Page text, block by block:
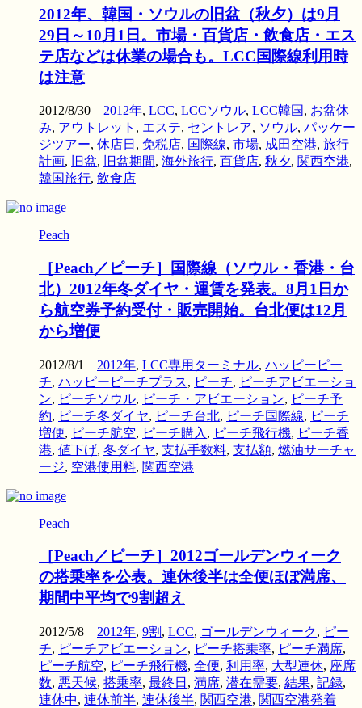
2012年、韓国・ソウルの旧盆（秋夕）は9月
29日～10月1日。市場・百貨店・飲食店・エス
テ店などは休業の場合も。LCC国際線利用時
は注意
2012/8/30 2012年, LCC, LCCソウル, LCC韓国, お盆休
み, アウトレット , エステ, セントレア, ソウル, パッケー
ジツアー, 休店日 , 免税店, 国際線, 市場, 成田空港, 旅行
計画, 旧盆, 旧盆期間, 海外旅行, 百貨店, 秋夕, 関西空港,
韓国旅行, 飲食店
Peach
［Peach／ピーチ］国際線（ソウル・香港・台
北）2012年冬ダイヤ・運賃を発表。8月1日か
ら航空券予約受付・販売開始。台北便は12月
から増便
2012/8/1 2012年, LCC専用ターミナル, ハッピーピー
チ, ハッピーピーチプラス, ピーチ, ピーチアビエーショ
ン, ピーチソウル, ピーチ・アビエーション, ピーチ予
約, ピーチ冬ダイヤ, ピーチ台北, ピーチ国際線, ピーチ
増便, ピーチ航空, ピーチ購入 , ピーチ飛行機, ピーチ香
港, 値下げ, 冬ダイヤ, 支払手数料, 支払額, 燃油サーチャ
ージ, 空港使用料, 関西空港
Peach
［Peach／ピーチ］2012ゴールデンウィーク
の搭乗率を公表。連休後半は全便ほぼ満席、
期間中平均で9割超え
2012/5/8 2012年, 9割 , LCC, ゴールデンウィーク, ピー
チ, ピーチアビエーション, ピーチ搭乗率, ピーチ満席,
ピーチ航空, ピーチ飛行機, 全便, 利用率, 大型連休, 座席
数, 悪天候, 搭乗率, 最終日 , 満席, 潜在需要, 結果, 記録,
連休中, 連休前半, 連休後半, 関西空港, 関西空港発着